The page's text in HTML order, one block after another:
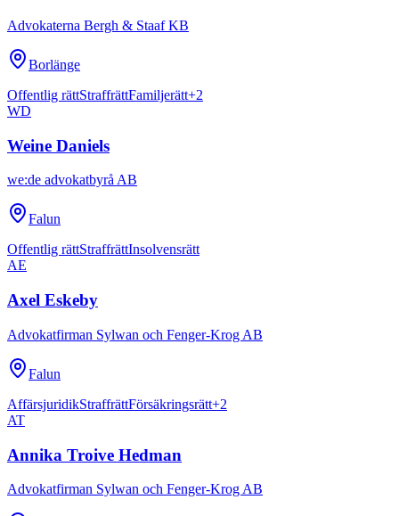
Advokaterna Bergh & Staaf KB
Borlänge
Offentlig rättStraffrättFamiljerätt+2
WD
Weine Daniels
we:de advokatbyrå AB
Falun
Offentlig rättStraffrättInsolvensrätt
AE
Axel Eskeby
Advokatfirman Sylwan och Fenger-Krog AB
Falun
AffärsjuridikStraffrättFörsäkringsrätt+2
AT
Annika Troive Hedman
Advokatfirman Sylwan och Fenger-Krog AB